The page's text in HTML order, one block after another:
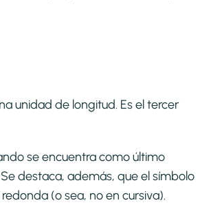
unidad de longitud. Es el tercer
se encuentra como último
destaca, además, que el símbolo
(o sea, no en cursiva).